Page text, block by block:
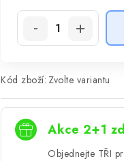
Kód zboží: Zvolte variantu
Akce 2+1
Objednejte TŘI